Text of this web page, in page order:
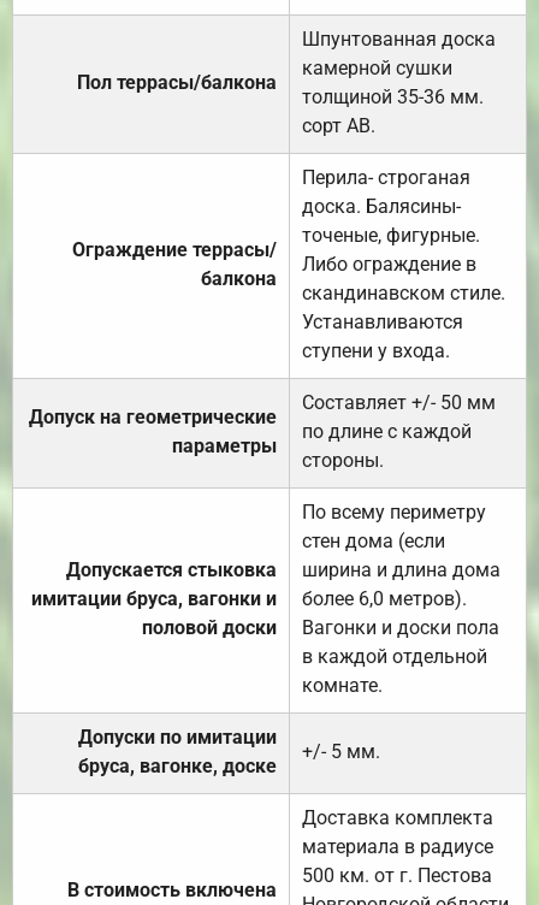
Пол террасы/балкона
Шпунтованная доска
камерной сушки
толщиной 35-36 мм.
сорт АВ.
Ограждение террасы/
балкона
Перила- строганая
доска. Балясины-
точеные, фигурные.
Либо ограждение в
скандинавском стиле.
Устанавливаются
ступени у входа.
Допуск на геометрические
параметры
Составляет +/- 50 мм
по длине с каждой
стороны.
Допускается стыковка
имитации бруса, вагонки и
половой доски
По всему периметру
стен дома (если
ширина и длина дома
более 6,0 метров).
Вагонки и доски пола
в каждой отдельной
комнате.
Допуски по имитации
бруса, вагонке, доске
+/- 5 мм.
В стоимость включена
Доставка комплекта
материала в радиусе
500 км. от г. Пестова